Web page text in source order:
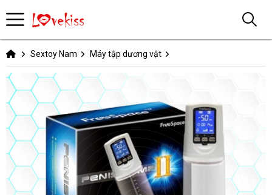
Sextoy Nam Máy tập dương vật